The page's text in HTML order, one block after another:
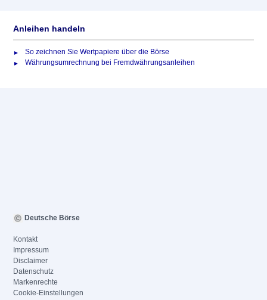
Anleihen handeln
So zeichnen Sie Wertpapiere über die Börse
Währungsumrechnung bei Fremdwährungsanleihen
Deutsche Börse
Kontakt
Impressum
Disclaimer
Datenschutz
Markenrechte
Cookie-Einstellungen